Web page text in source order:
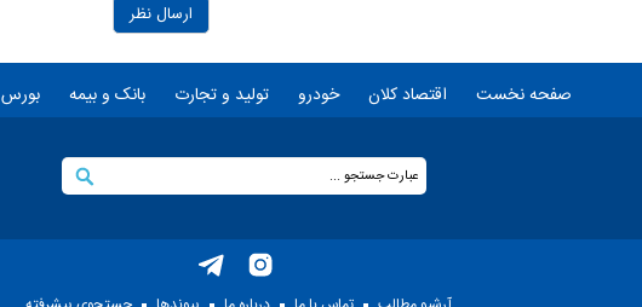
ارسال نظر
صفحه نخست اقتصاد کلان خودرو تولید و تجارت بانک و بیمه بورس